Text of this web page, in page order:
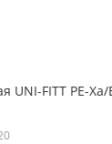
UNI-FITT PE-Xa/